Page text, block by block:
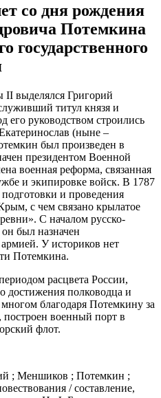
со дня рождения
Потемкина
государственного
II выделялся Григорий
титул князя и
его руководством строились
(ныне –
был произведен в
президентом Военной
военная реформа, связанная
и экипировке войск. В 1787
и проведения
с чем связано крылатое
С началом русско-
был назначен
У историков нет
Потемкина.
расцвета России,
достижения полководца и
благодаря Потемкину за
военный порт в
флот.
; Меншиков ; Потемкин ;
/ составление,